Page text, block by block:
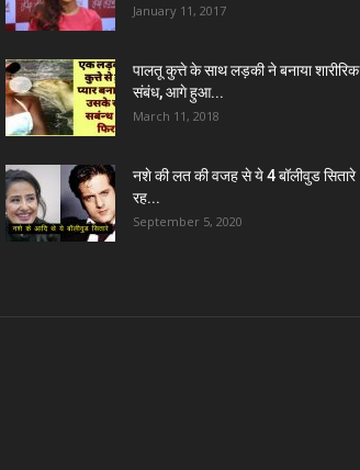
January 11, 2017
पालतू कुत्ते के साथ लड़की ने बनाया शारीरिक
संबंध, आगे हुआ...
March 11, 2018
नशे की लत की वजह से ये 4 बॉलीवुड सितारे
रह...
September 5, 2020